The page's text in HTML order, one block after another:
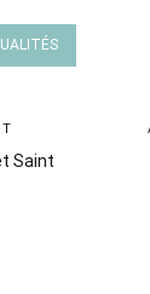
Saint